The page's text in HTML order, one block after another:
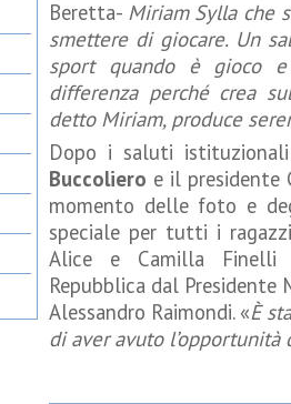
Beretta- Miriam Sylla che
smettere di giocare. Un
sport quando è gioco
differenza perché crea
detto Miriam, produce
Dopo i saluti
Buccoliero e il presidente
momento delle foto e
speciale per tutti i
Alice e Camilla Finelli
Repubblica dal
Alessandro Raimondi. «È
di aver avuto l’opportunità